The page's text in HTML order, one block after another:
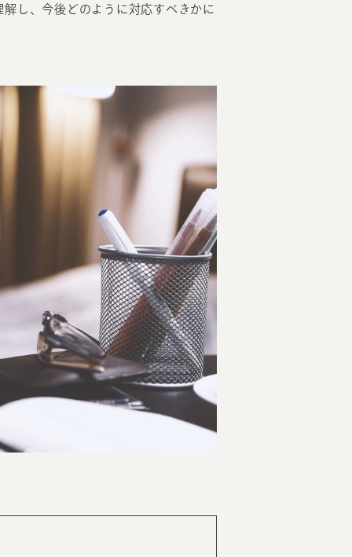
のホームページ制作
イアント専属チームによる戦略会議
かつ正しい方法のSEO対策
し、今後どのように対応すべきかに